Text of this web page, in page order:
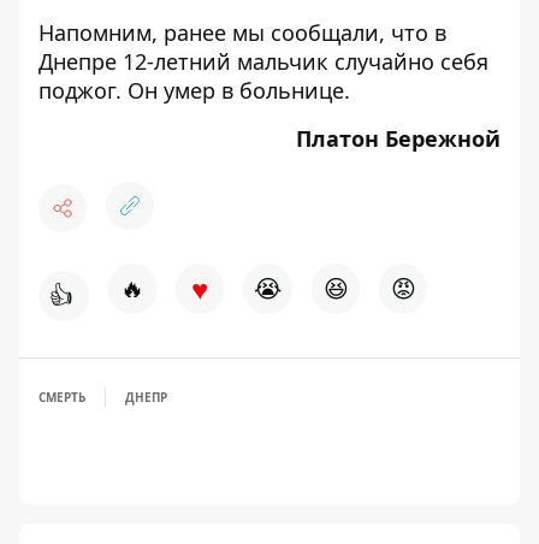
Напомним, ранее мы сообщали, что в
Днепре 12-летний мальчик случайно себя
поджог. Он умер в больнице.
Платон Бережной
👍 🔥 ♥ 😭 😆 😡
СМЕРТЬ ДНЕПР